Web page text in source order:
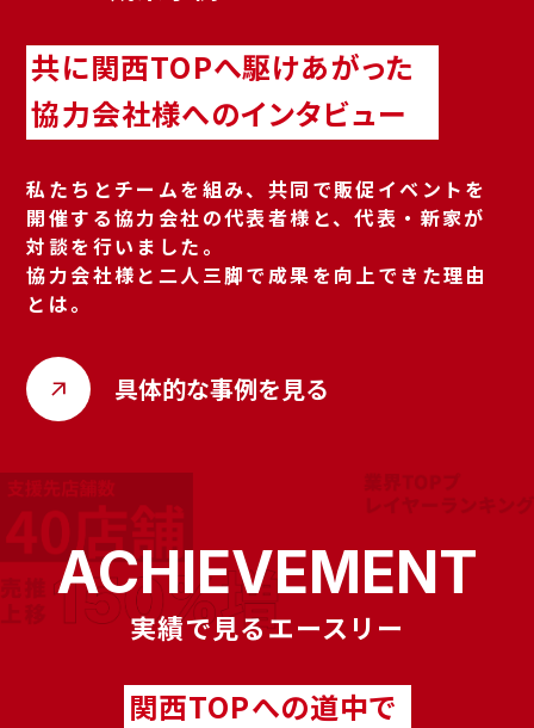
共に関西TOPへ駆けあがった
協力会社様へのインタビュー
私たちとチームを組み、共同で販促イベントを
開催する協力会社の代表者様と、代表・新家が
対談を行いました。
協力会社様と二人三脚で成果を向上できた理由
とは。
具体的な事例を見る
ACHIEVEMENT
実績で見るエースリー
関西TOPへの道中で